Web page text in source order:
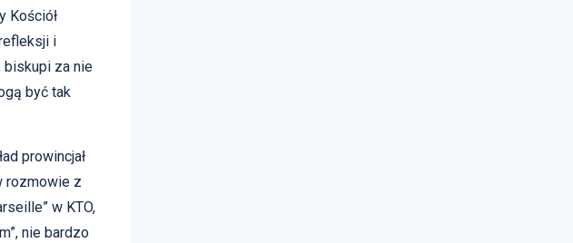
Kościół
i
biskupi za nie
być tak
prowincjał
rozmowie z
w KTO,
nie bardzo